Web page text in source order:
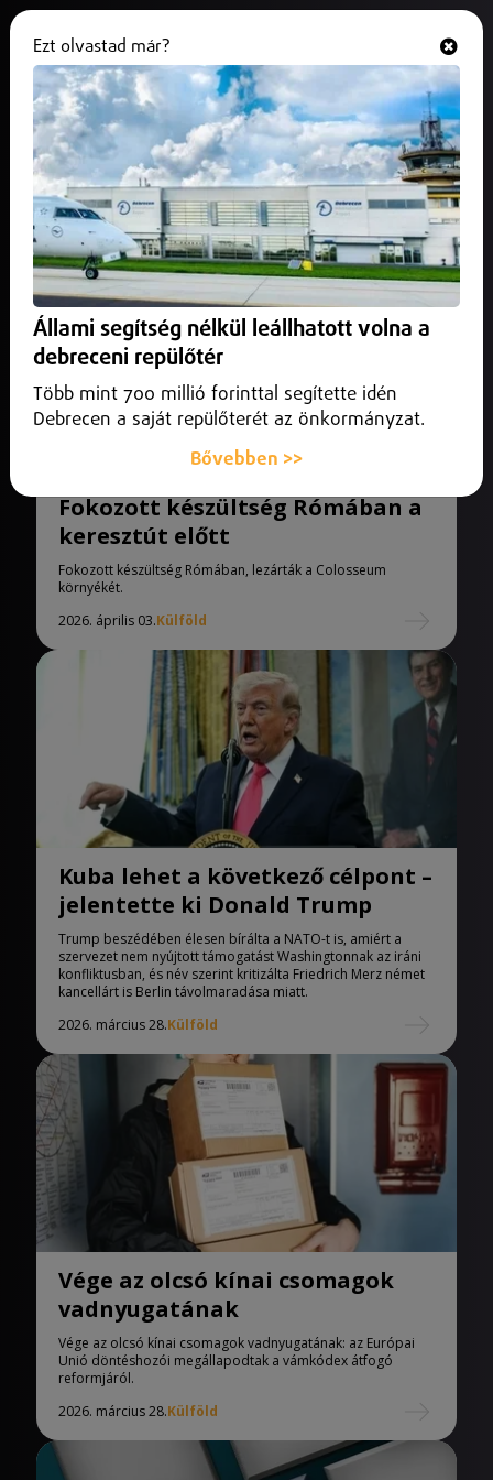
Külföld
Fokozott készültség Rómában a
keresztút előtt
Fokozott készültség Rómában, lezárták a Colosseum
környékét.
2026. április 03.Külföld
Kuba lehet a következő célpont –
jelentette ki Donald Trump
Trump beszédében élesen bírálta a NATO-t is, amiért a
szervezet nem nyújtott támogatást Washingtonnak az iráni
konfliktusban, és név szerint kritizálta Friedrich Merz német
kancellárt is Berlin távolmaradása miatt.
2026. március 28.Külföld
Vége az olcsó kínai csomagok
vadnyugatának
Vége az olcsó kínai csomagok vadnyugatának: az Európai
Unió döntéshozói megállapodtak a vámkódex átfogó
reformjáról.
2026. március 28.Külföld
Ezt olvastad már?
Állami segítség nélkül leállhatott volna a
debreceni repülőtér
Több mint 700 millió forinttal segítette idén
Debrecen a saját repülőterét az önkormányzat.
Bővebben >>